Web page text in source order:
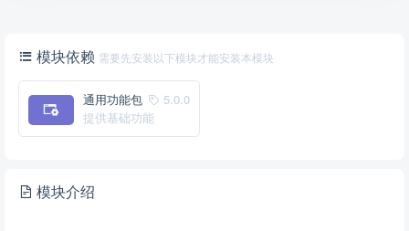
模块依赖 需要先安装以下模块才能安装本模块
5.0.0
通用功能包
提供基础功能
模块介绍